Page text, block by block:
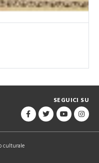
SEGUICI SU
culturale